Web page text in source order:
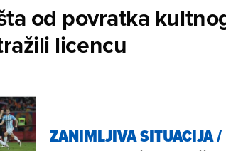
od povratka
licencu
ZANIMLJIVA SITUACIJA/